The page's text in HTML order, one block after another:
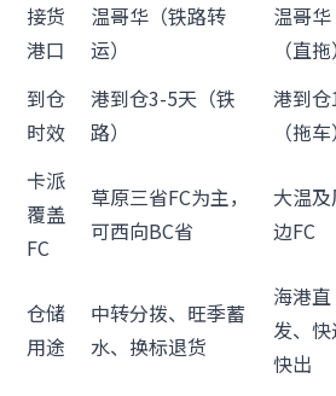
接货
港口
温哥华（铁路转
运）
温哥华
（直拖）
到仓
时效
港到仓3-5天（铁
路）
港到仓
（拖车）
卡派
覆盖
FC
草原三省FC为主，
可西向BC省
大温及
边FC
仓储
用途
中转分拨、旺季蓄
水、换标退货
海港直
发、
快出